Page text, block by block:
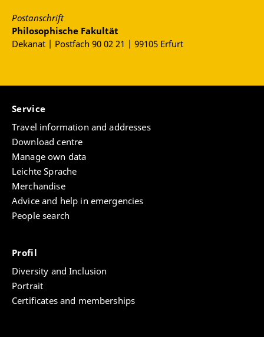
Postanschrift
Philosophische Fakultät
Dekanat | Postfach 90 02 21 | 99105 Erfurt
Service
Travel information and addresses
Download centre
Manage own data
Leichte Sprache
Merchandise
Advice and help in emergencies
People search
Profil
Diversity and Inclusion
Portrait
Certificates and memberships